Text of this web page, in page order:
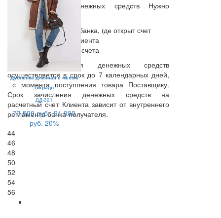
Для получения денежных средств Нужно
предоставить:
БИК отделения банка, где открыт счет
Лицевой счет Клиента
ФИО владельца счета
Срок перечисления денежных средств
осуществляется в срок до 7 календарных дней,
с момента поступления товара Поставщику.
Срок зачисления денежных средств на
расчетный счет Клиента зависит от внутреннего
регламента банка-получателя.
Дубленка длинная с мехом
тиградо
ДД-321
73 500 руб. 91 900
руб. 20%
44
46
48
50
52
54
56